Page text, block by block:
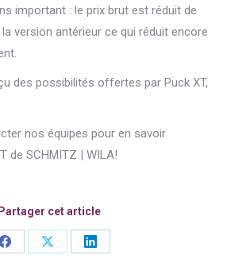
important : le prix brut est réduit de
version antérieur ce qui réduit encore
des possibilités offertes par Puck XT,
nos équipes pour en savoir
de SCHMITZ | WILA!
Partager cet article
Share
Share
Share